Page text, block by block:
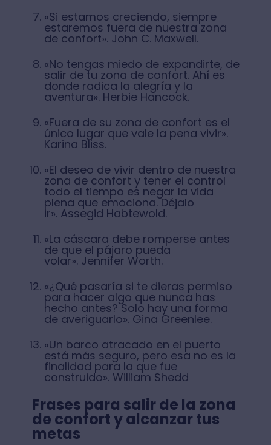
«Si estamos creciendo, siempre
estaremos fuera de nuestra zona
de confort». John C. Maxwell.
«No tengas miedo de expandirte, de
salir de tu zona de confort. Ahí es
donde radica la alegría y la
aventura». Herbie Hancock.
«Fuera de su zona de confort es el
único lugar que vale la pena vivir».
Karina Bliss.
«El deseo de vivir dentro de nuestra
zona de confort y tener el control
todo el tiempo es negar la vida
plena que emociona. Déjalo
ir». Assegid Habtewold.
«La cáscara debe romperse antes
de que el pájaro pueda
volar». Jennifer Worth.
«¿Qué pasaría si te dieras permiso
para hacer algo que nunca has
hecho antes? Solo hay una forma
de averiguarlo». Gina Greenlee.
«Un barco atracado en el puerto
está más seguro, pero esa no es la
finalidad para la que fue
construido». William Shedd
Frases para salir de la zona
de confort y alcanzar tus
metas